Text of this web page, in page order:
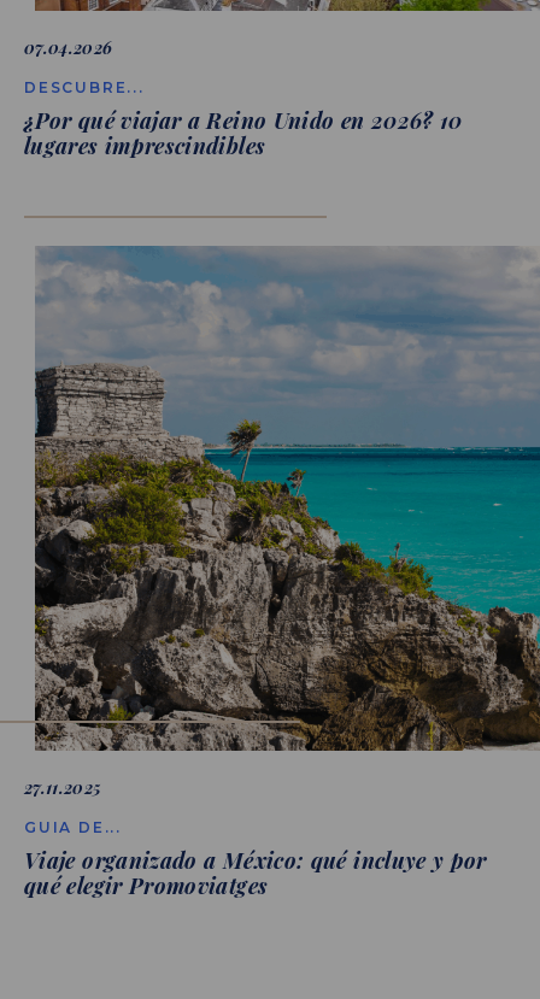
07.04.2026
DESCUBRE...
¿Por qué viajar a Reino Unido en 2026? 10
lugares imprescindibles
27.11.2025
GUIA DE...
Viaje organizado a México: qué incluye y por
qué elegir Promoviatges